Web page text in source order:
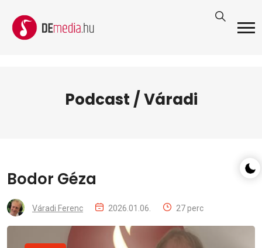
Podcast / Váradi
Bodor Géza
Váradi Ferenc 2026.01.06. 27 perc